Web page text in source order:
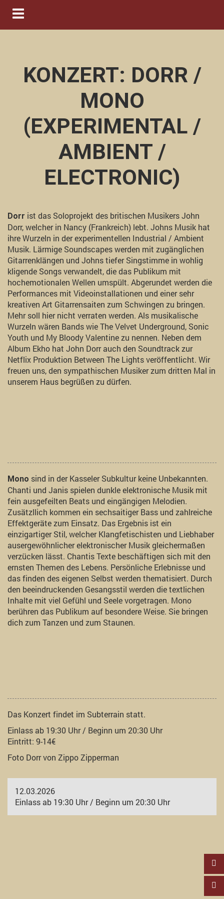
Navigation ein-/ausblenden
KONZERT: DORR /
MONO
(EXPERIMENTAL /
AMBIENT /
ELECTRONIC)
Dorr ist das Soloprojekt des britischen Musikers John
Dorr, welcher in Nancy (Frankreich) lebt. Johns Musik hat
ihre Wurzeln in der experimentellen Industrial / Ambient
Musik. Lärmige Soundscapes werden mit zugänglichen
Gitarrenklängen und Johns tiefer Singstimme in wohlig
kligende Songs verwandelt, die das Publikum mit
hochemotionalen Wellen umspült. Abgerundet werden die
Performances mit Videoinstallationen und einer sehr
kreativen Art Gitarrensaiten zum Schwingen zu bringen.
Mehr soll hier nicht verraten werden. Als musikalische
Wurzeln wären Bands wie The Velvet Underground, Sonic
Youth und My Bloody Valentine zu nennen. Neben dem
Album Ekho hat John Dorr auch den Soundtrack zur
Netflix Produktion Between The Lights veröffentlicht. Wir
freuen uns, den sympathischen Musiker zum dritten Mal in
unserem Haus begrüßen zu dürfen.
Mono sind in der Kasseler Subkultur keine Unbekannten.
Chanti und Janis spielen dunkle elektronische Musik mit
fein ausgefeilten Beats und eingängigen Melodien.
Zusätzllich kommen ein sechsaitiger Bass und zahlreiche
Effektgeräte zum Einsatz. Das Ergebnis ist ein
einzigartiger Stil, welcher Klangfetischisten und Liebhaber
ausergewöhnlicher elektronischer Musik gleichermaßen
verzücken lässt. Chantis Texte beschäftigen sich mit den
ernsten Themen des Lebens. Persönliche Erlebnisse und
das finden des eigenen Selbst werden thematisiert. Durch
den beeindruckenden Gesangsstil werden die textlichen
Inhalte mit viel Gefühl und Seele vorgetragen. Mono
berühren das Publikum auf besondere Weise. Sie bringen
dich zum Tanzen und zum Staunen.
Das Konzert findet im Subterrain statt.
Einlass ab 19:30 Uhr / Beginn um 20:30 Uhr
Eintritt: 9-14€
Foto Dorr von Zippo Zipperman
12.03.2026
Einlass ab 19:30 Uhr / Beginn um 20:30 Uhr